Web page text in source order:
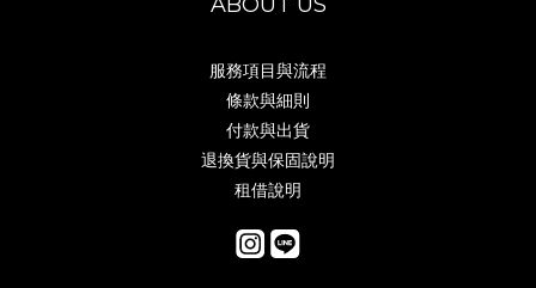
服務項目與流程
條款與細則
付款與出貨
退換貨與保固說明
租借說明